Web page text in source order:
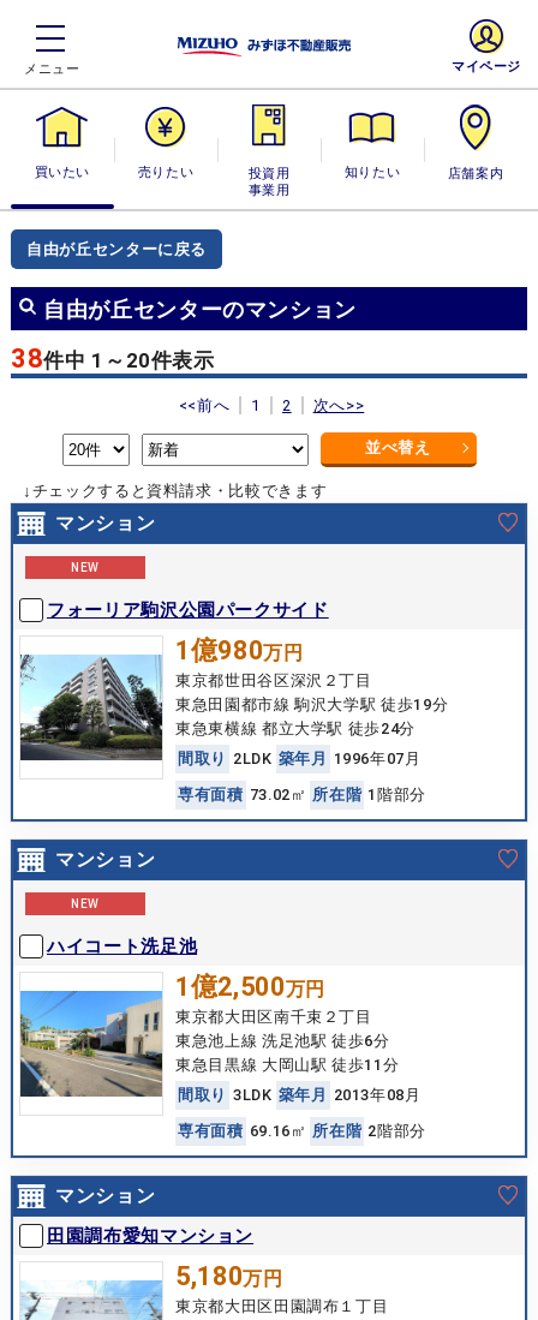
買いたい 売りたい
投資用・事業
用
知りたい 店舗案内
マイページ
自由が丘センターに戻る
自由が丘センターのマンション
38件中 1～20件表示
<<前へ 1 2 次へ>>
並べ替え
↓チェックすると資料請求・比較できます
マンション
NEW
フォーリア駒沢公園パークサイド
1億980万円
東京都世田谷区深沢２丁目
東急田園都市線 駒沢大学駅 徒歩19分
東急東横線 都立大学駅 徒歩24分
間 取 り 2LDK 築年 月
1996年07月
専有面積 73.02㎡ 所在 階 1階部分
マンション
NEW
ハイコート洗足池
1億2,500万円
東京都大田区南千束２丁目
東急池上線 洗足池駅 徒歩6分
東急目黒線 大岡山駅 徒歩11分
間 取 り 3LDK 築年 月
2013年08月
専有面積 69.16㎡ 所在 階 2階部分
マンション
田園調布愛知マンション
5,180万円
東京都大田区田園調布１丁目